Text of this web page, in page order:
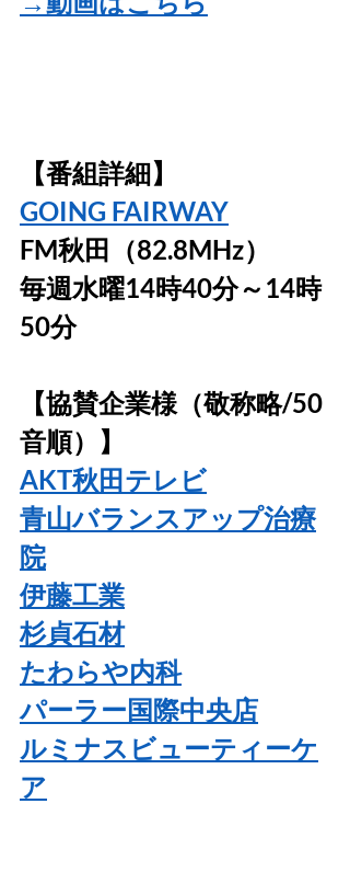
【番組詳細】
GOING FAIRWAY
FM秋田（82.8MHz）
毎週水曜14時40分～14時
50分
【協賛企業様（敬称略/50
音順）】
AKT秋田テレビ
青山バランスアップ治療
院
伊藤工業
杉貞石材
たわらや内科
パーラー国際中央店
ルミナスビューティーケ
ア